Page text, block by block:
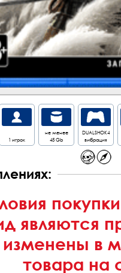
1 игрок
не менее
45 Gb
DUALSHOK4
вибрация
являются
в
товара на